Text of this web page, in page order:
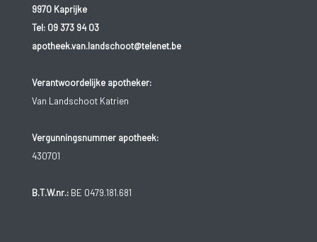
9970 Kaprijke
Tel: 09 373 94 03
apotheek.van.landschoot@telenet.be
Verantwoordelijke apotheker:
Van Landschoot Katrien
Vergunningsnummer apotheek:
430701
B.T.W.nr.:BE 0479.181.681